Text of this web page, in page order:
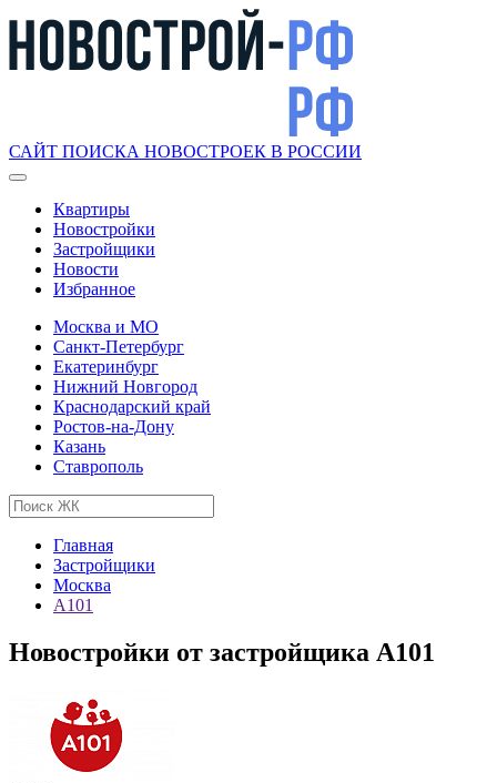
САЙТ ПОИСКА НОВОСТРОЕК В РОССИИ
Квартиры
Новостройки
Застройщики
Новости
Избранное
Москва и МО
Санкт-Петербург
Екатеринбург
Нижний Новгород
Краснодарский край
Ростов-на-Дону
Казань
Ставрополь
Главная
Застройщики
Москва
А101
Новостройки от застройщика А101